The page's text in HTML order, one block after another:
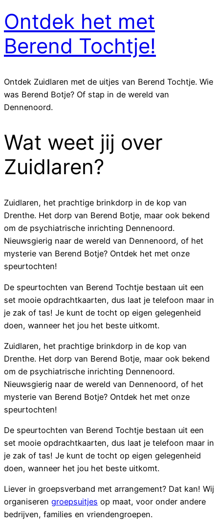
Ontdek het met
Berend Tochtje!
Ontdek Zuidlaren met de uitjes van Berend Tochtje. Wie
was Berend Botje? Of stap in de wereld van
Dennenoord.
Wat weet jij over
Zuidlaren?
Zuidlaren, het prachtige brinkdorp in de kop van
Drenthe. Het dorp van Berend Botje, maar ook bekend
om de psychiatrische inrichting Dennenoord.
Nieuwsgierig naar de wereld van Dennenoord, of het
mysterie van Berend Botje? Ontdek het met onze
speurtochten!
De speurtochten van Berend Tochtje bestaan uit een
set mooie opdrachtkaarten, dus laat je telefoon maar in
je zak of tas! Je kunt de tocht op eigen gelegenheid
doen, wanneer het jou het beste uitkomt.
Zuidlaren, het prachtige brinkdorp in de kop van
Drenthe. Het dorp van Berend Botje, maar ook bekend
om de psychiatrische inrichting Dennenoord.
Nieuwsgierig naar de wereld van Dennenoord, of het
mysterie van Berend Botje? Ontdek het met onze
speurtochten!
De speurtochten van Berend Tochtje bestaan uit een
set mooie opdrachtkaarten, dus laat je telefoon maar in
je zak of tas! Je kunt de tocht op eigen gelegenheid
doen, wanneer het jou het beste uitkomt.
Liever in groepsverband met arrangement? Dat kan! Wij
organiseren groepsuitjes op maat, voor onder andere
bedrijven, families en vriendengroepen.